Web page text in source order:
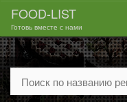
FOOD-LIST
Готовь вместе с нами